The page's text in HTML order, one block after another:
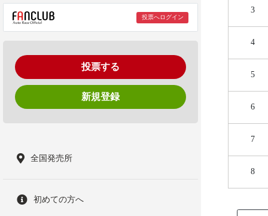
投票へログイン
投票する
新規登録
全国発売所
初めての方へ
3
4
5
6
7
8